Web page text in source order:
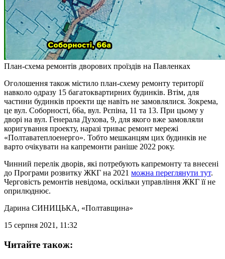
План-схема ремонтів дворових проїздів на Павленках
Оголошення також містило план-схему ремонту території
навколо одразу 15 багатоквартирних будинків. Втім, для
частини будинків проекти ще навіть не замовлялися. Зокрема,
це вул. Соборності, 66а, вул. Рєпіна, 11 та 13. При цьому у
дворі на вул. Генерала Духова, 9, для якого вже замовляли
коригування проекту, наразі триває ремонт мережі
«Полтаватеплоенерго». Тобто мешканцям цих будинків не
варто очікувати на капремонти раніше 2022 року.
Чинний перелік дворів, які потребують капремонту та внесені
до Програми розвитку ЖКГ на 2021 можна переглянути тут.
Черговість ремонтів невідома, оскільки управління ЖКГ її не
оприлюднює.
Дарина СИНИЦЬКА, «Полтавщина»
15 серпня 2021, 11:32
Читайте також: